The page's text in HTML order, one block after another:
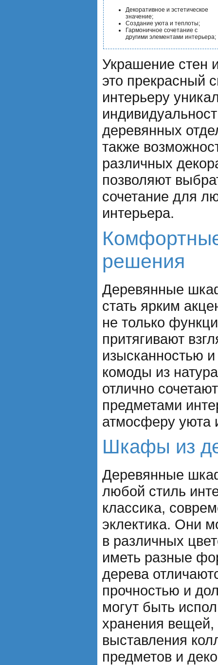
Декоративное и эстетическое
значение;
Создание уюта и теплоты;
Гармоничное сочетание с
другими элементами интерьера;
Украшение стен
это прекрасный
интерьеру
деревянных
также
различных
позволяют
сочетание для
интерьера.
решения
Деревянные
стать ярким
не только
притягивают
изысканностью
комоды из
отлично
предметами
атмосферу уюта
Шкафы из
Деревянные
любой стиль
классика,
эклектика. Они
в различных
иметь разные
дерева
прочностью и
могут быть
хранения вещей,
выставления
предметов и